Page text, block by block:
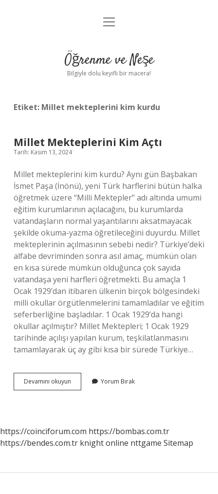
Anasayfa
Yasal Uyarı
menüyü
Öğrenme ve Neşe
Bilgiyle dolu keyifli bir macera!
Etiket: Millet mekteplerini kim kurdu
Millet Mekteplerini Kim Açtı
Tarih: Kasım 13, 2024
Millet mekteplerini kim kurdu? Aynı gün Başbakan
İsmet Paşa (İnönü), yeni Türk harflerini bütün halka
öğretmek üzere “Milli Mektepler” adı altında umumi
eğitim kurumlarının açılacağını, bu kurumlarda
vatandaşların normal yaşantılarını aksatmayacak
şekilde okuma-yazma öğretileceğini duyurdu. Millet
mekteplerinin açılmasının sebebi nedir? Türkiye’deki
alfabe devriminden sonra asıl amaç, mümkün olan
en kısa sürede mümkün olduğunca çok sayıda
vatandaşa yeni harfleri öğretmekti. Bu amaçla 1
Ocak 1929’dan itibaren ülkenin birçok bölgesindeki
milli okullar örgütlenmelerini tamamladılar ve eğitim
seferberliğine başladılar. 1 Ocak 1929’da hangi
okullar açılmıştır? Millet Mektepleri; 1 Ocak 1929
tarihinde açılışı yapılan kurum, teşkilatlanmasını
tamamlayarak üç ay gibi kısa bir sürede Türkiye…
Devamını okuyun
Mekteplerini
Yorum Bırak
https://coinciforum.com https://bombas.com.tr
https://bendes.com.tr knight online nttgame Sitemap